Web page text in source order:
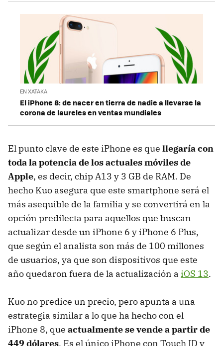
EN XATAKA
El iPhone 8: de nacer en tierra de nadie a llevarse la
corona de laureles en ventas mundiales
El punto clave de este iPhone es que llegaría con
toda la potencia de los actuales móviles de
Apple, es decir, chip A13 y 3 GB de RAM. De
hecho Kuo asegura que este smartphone será el
más asequible de la familia y se convertirá en la
opción predilecta para aquellos que buscan
actualizar desde un iPhone 6 y iPhone 6 Plus,
que según el analista son más de 100 millones
de usuarios, ya que son dispositivos que este
año quedaron fuera de la actualización a iOS 13.
Kuo no predice un precio, pero apunta a una
estrategia similar a lo que ha hecho con el
iPhone 8, que actualmente se vende a partir de
449 dólares. Es el único iPhone con Touch ID y